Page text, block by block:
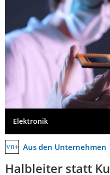
Elektronik
Aus den Unternehmen
Halbleiter statt